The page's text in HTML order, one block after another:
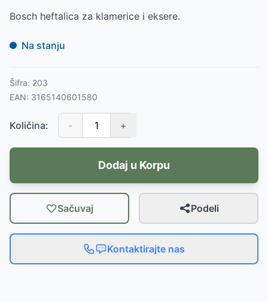
Bosch heftalica za klamerice i eksere.
Na stanju
Šifra: 203
EAN: 3165140601580
Količina: - +
Dodaj u Korpu
Sačuvaj Podeli
Kontaktirajte nas